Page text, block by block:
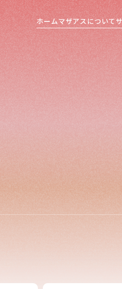
ホームマザアスについて